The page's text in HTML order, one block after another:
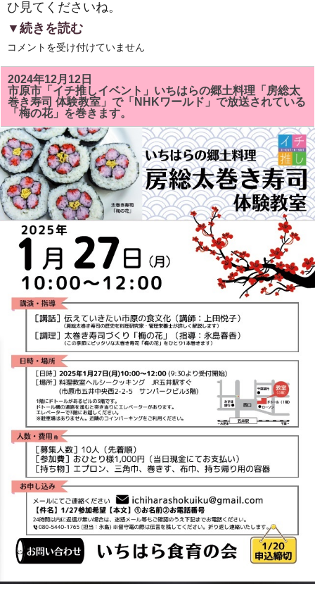
ひ見てくださいね。
▼続きを読む
２
２
５
年
新
年
明
け
ま
し
て
お
め
で
と
う
ご
ざ
コメントを受け付けていません
2024年12月12日
市原市「イチ推しイベント」いちはらの郷土料理「房総太
巻き寿司 体験教室」で「NHKワールド」で放送されている
「梅の花」を巻きます。